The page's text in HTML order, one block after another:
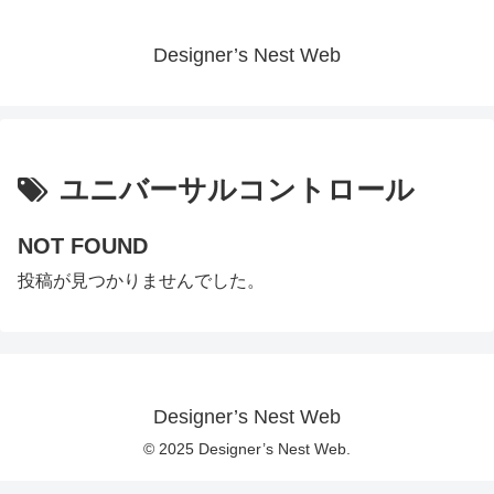
Designer’s Nest Web
ユニバーサルコントロール
NOT FOUND
投稿が見つかりませんでした。
Designer’s Nest Web
© 2025 Designer’s Nest Web.